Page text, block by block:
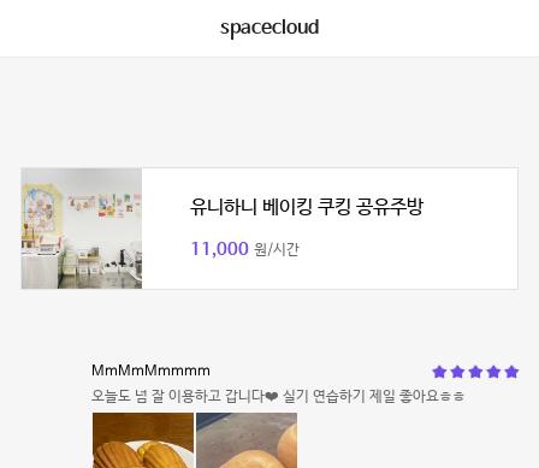
spacecloud
유니하니 베이킹 쿠킹 공유주방
11,000 원/시간
MmMmMmmmm
오늘도 넘 잘 이용하고 갑니다❤️ 실기 연습하기 제일 좋아요ㅎㅎ